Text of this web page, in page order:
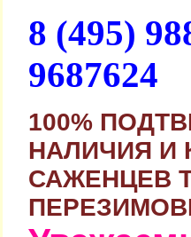
8 (495)
9687624
100%
НАЛИЧИЯ И
САЖЕНЦЕВ